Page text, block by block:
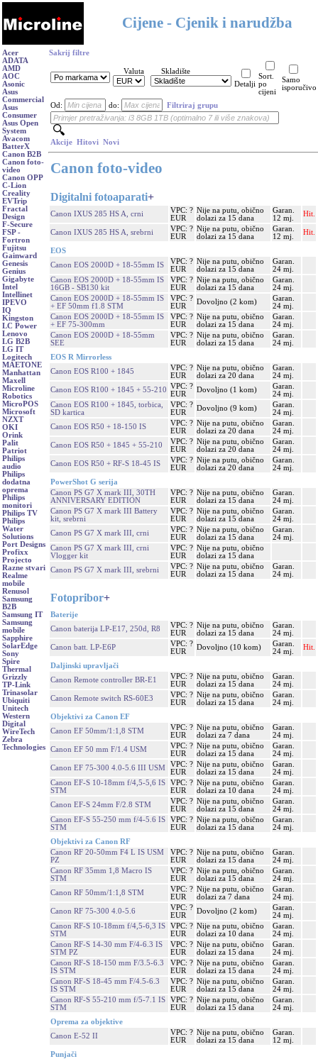
Cijene - Cjenik i narudžba
Acer
ADATA
AMD
AOC
Asonic
Asus
Commercial
Asus
Consumer
Asus Open
System
Avacom
BatterX
Canon B2B
Canon foto-
video
Canon OPP
C-Lion
Creality
EVTrip
Fractal
Design
F-Secure
FSP -
Fortron
Fujitsu
Gainward
Genesis
Genius
Gigabyte
Intel
Intellinet
IPEVO
IQ
Kingston
LC Power
Lenovo
LG B2B
LG IT
Logitech
MAETONE
Manhattan
Maxell
Microline
Robotics
MicroPOS
Microsoft
NZXT
OKI
Orink
Palit
Patriot
Philips
audio
Philips
dodatna
oprema
Philips
monitori
Philips TV
Philips
Water
Solutions
Port Designs
Profixx
Projecto
Razne stvari
Realme
mobile
Renusol
Samsung
B2B
Samsung IT
Samsung
mobile
Sapphire
SolarEdge
Sony
Spire
Thermal
Grizzly
TP-Link
Trinasolar
Ubiquiti
Unitech
Western
Digital
WireTech
Zebra
Technologies
Sakrij filtre
Valuta
Skladište
Detalji
Sort.
po
cijeni
Samo
isporučivo
Od: do: Filtriraj grupu
Akcije Hitovi Novi
Canon foto-video
Digitalni fotoaparati+
Canon IXUS 285 HS A, crni
VPC: ?
EUR
Nije na putu, obično
dolazi za 15 dana
Garan.
12 mj.
Hit.
Canon IXUS 285 HS A, srebrni
VPC: ?
EUR
Nije na putu, obično
dolazi za 15 dana
Garan.
12 mj.
Hit.
EOS
Canon EOS 2000D + 18-55mm IS
VPC: ?
EUR
Nije na putu, obično
dolazi za 15 dana
Garan.
24 mj.
Canon EOS 2000D + 18-55mm IS
16GB - SB130 kit
VPC: ?
EUR
Nije na putu, obično
dolazi za 15 dana
Garan.
24 mj.
Canon EOS 2000D + 18-55mm IS
+ EF 50mm f1.8 STM
VPC: ?
EUR
Dovoljno (2 kom)
Garan.
24 mj.
Canon EOS 2000D + 18-55mm IS
+ EF 75-300mm
VPC: ?
EUR
Nije na putu, obično
dolazi za 15 dana
Garan.
24 mj.
Canon EOS 2000D + 18-55mm
SEE
VPC: ?
EUR
Nije na putu, obično
dolazi za 15 dana
Garan.
24 mj.
EOS R Mirrorless
Canon EOS R100 + 1845
VPC: ?
EUR
Nije na putu, obično
dolazi za 20 dana
Garan.
24 mj.
Canon EOS R100 + 1845 + 55-210 VPC: ?
EUR
Dovoljno (1 kom)
Garan.
24 mj.
Canon EOS R100 + 1845, torbica,
SD kartica
VPC: ?
EUR
Dovoljno (9 kom)
Garan.
24 mj.
Canon EOS R50 + 18-150 IS
VPC: ?
EUR
Nije na putu, obično
dolazi za 20 dana
Garan.
24 mj.
Canon EOS R50 + 1845 + 55-210
VPC: ?
EUR
Nije na putu, obično
dolazi za 20 dana
Garan.
24 mj.
Canon EOS R50 + RF-S 18-45 IS
VPC: ?
EUR
Nije na putu, obično
dolazi za 20 dana
Garan.
24 mj.
PowerShot G serija
Canon PS G7 X mark III, 30TH
ANNIVERSARY EDITION
VPC: ?
EUR
Nije na putu, obično
dolazi za 15 dana
Garan.
24 mj.
Canon PS G7 X mark III Battery
kit, srebrni
VPC: ?
EUR
Nije na putu, obično
dolazi za 15 dana
Garan.
24 mj.
Canon PS G7 X mark III, crni
VPC: ?
EUR
Nije na putu, obično
dolazi za 15 dana
Garan.
24 mj.
Canon PS G7 X mark III, crni
Vlogger kit
VPC: ?
EUR
Nije na putu, obično
dolazi za 15 dana
Canon PS G7 X mark III, srebrni
VPC: ?
EUR
Nije na putu, obično
dolazi za 15 dana
Garan.
24 mj.
Fotopribor+
Baterije
Canon baterija LP-E17, 250d, R8
VPC: ?
EUR
Nije na putu, obično
dolazi za 15 dana
Garan.
24 mj.
Canon batt. LP-E6P
VPC: ?
EUR
Dovoljno (10 kom)
Garan.
24 mj.
Hit.
Daljinski upravljači
Canon Remote controller BR-E1
VPC: ?
EUR
Nije na putu, obično
dolazi za 15 dana
Garan.
24 mj.
Canon Remote switch RS-60E3
VPC: ?
EUR
Nije na putu, obično
dolazi za 15 dana
Garan.
24 mj.
Objektivi za Canon EF
Canon EF 50mm/1:1,8 STM
VPC: ?
EUR
Nije na putu, obično
dolazi za 7 dana
Garan.
24 mj.
Canon EF 50 mm F/1.4 USM
VPC: ?
EUR
Nije na putu, obično
dolazi za 15 dana
Garan.
24 mj.
Canon EF 75-300 4.0-5.6 III USM
VPC: ?
EUR
Nije na putu, obično
dolazi za 15 dana
Garan.
24 mj.
Canon EF-S 10-18mm f/4,5-5,6 IS
STM
VPC: ?
EUR
Nije na putu, obično
dolazi za 10 dana
Garan.
24 mj.
Canon EF-S 24mm F/2.8 STM
VPC: ?
EUR
Nije na putu, obično
dolazi za 15 dana
Garan.
24 mj.
Canon EF-S 55-250 mm f/4-5.6 IS
STM
VPC: ?
EUR
Nije na putu, obično
dolazi za 15 dana
Garan.
24 mj.
Objektivi za Canon RF
Canon RF 20-50mm F4 L IS USM
PZ
VPC: ?
EUR
Nije na putu, obično
dolazi za 15 dana
Garan.
24 mj.
Canon RF 35mm 1,8 Macro IS
STM
VPC: ?
EUR
Nije na putu, obično
dolazi za 15 dana
Garan.
24 mj.
Canon RF 50mm/1:1,8 STM
VPC: ?
EUR
Nije na putu, obično
dolazi za 7 dana
Garan.
24 mj.
Canon RF 75-300 4.0-5.6
VPC: ?
EUR
Dovoljno (2 kom)
Garan.
24 mj.
Canon RF-S 10-18mm f/4,5-6,3 IS
STM
VPC: ?
EUR
Nije na putu, obično
dolazi za 10 dana
Garan.
24 mj.
Canon RF-S 14-30 mm F/4-6.3 IS
STM PZ
VPC: ?
EUR
Nije na putu, obično
dolazi za 15 dana
Garan.
24 mj.
Canon RF-S 18-150 mm F/3.5-6.3
IS STM
VPC: ?
EUR
Nije na putu, obično
dolazi za 15 dana
Garan.
24 mj.
Canon RF-S 18-45 mm F/4.5-6.3
IS STM
VPC: ?
EUR
Nije na putu, obično
dolazi za 15 dana
Garan.
24 mj.
Canon RF-S 55-210 mm f/5-7.1 IS
STM
VPC: ?
EUR
Nije na putu, obično
dolazi za 15 dana
Garan.
24 mj.
Oprema za objektive
Canon E-52 II
VPC: ?
EUR
Nije na putu, obično
dolazi za 15 dana
Garan.
12 mj.
Punjači